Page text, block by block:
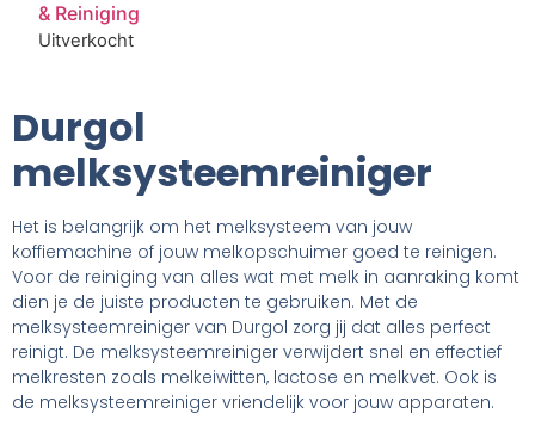
& Reiniging
Uitverkocht
Durgol
melksysteemreiniger
Het is belangrijk om het melksysteem van jouw
koffiemachine of jouw melkopschuimer goed te reinigen.
Voor de reiniging van alles wat met melk in aanraking komt
dien je de juiste producten te gebruiken. Met de
melksysteemreiniger van Durgol zorg jij dat alles perfect
reinigt. De melksysteemreiniger verwijdert snel en effectief
melkresten zoals melkeiwitten, lactose en melkvet. Ook is
de melksysteemreiniger vriendelijk voor jouw apparaten.